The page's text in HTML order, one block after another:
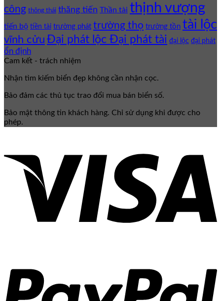
công thông thái thăng tiến Thần tài thịnh vượng
tiến bộ tiền tài trường phát trường thọ trường tồn tài lộc
vĩnh cửu Đại phát lộc Đại phát tài đại lộc đại phát
ổn định
Cam kết - trách nhiệm
Nhận tìm kiếm biển đẹp không cần nhận cọc.
Bảo đảm các thủ tục trao đổi mua bán biển số.
Bảo mật thông tin khách hàng. Chỉ sử dụng khi được cho
phép.